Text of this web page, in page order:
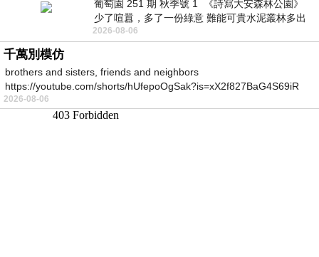
葡萄園 251 期 秋季號 1 《詩寫大安森林公園》
少了喧囂，多了一份綠意 難能可貴水泥叢林多出
一
2026-08-06
千萬別模仿
brothers and sisters, friends and neighbors
https://youtube.com/shorts/hUfepoOgSak?is=xX2f827BaG4S69iR
https
2026-08-06